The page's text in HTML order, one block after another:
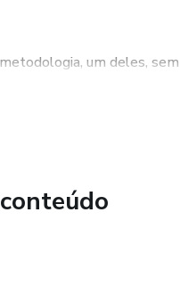
um deles,